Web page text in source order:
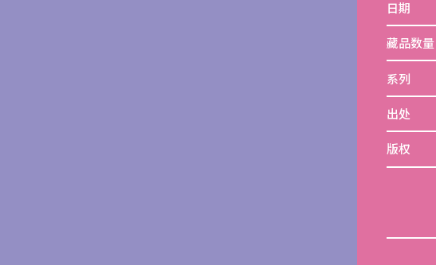
日期
藏品数量
系列
出处
版权